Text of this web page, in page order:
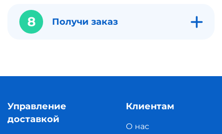
8 Получи заказ
Управление
доставкой
Клиентам
О нас